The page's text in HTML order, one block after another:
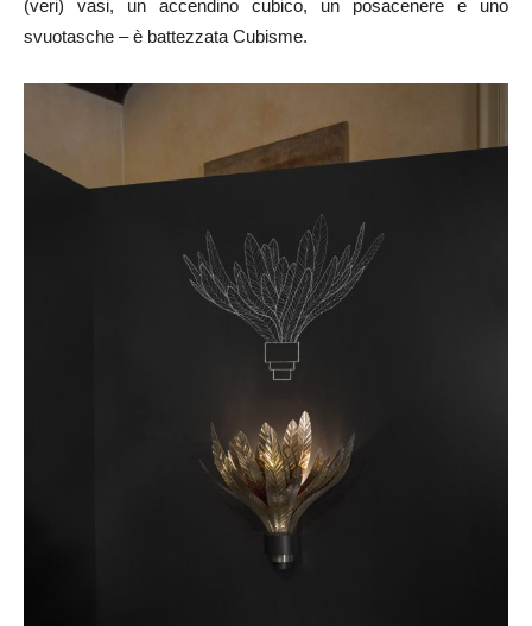
(veri) vasi, un accendino cubico, un posacenere e uno
svuotasche – è battezzata Cubisme.